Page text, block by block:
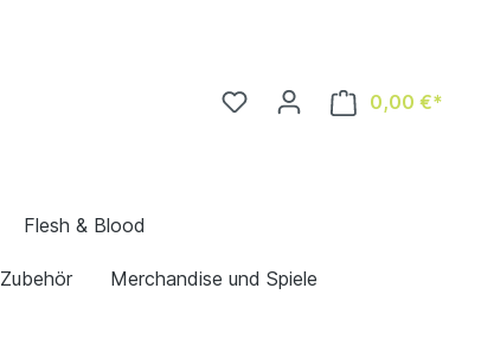
0,00 €*
Flesh & Blood
Zubehör Merchandise und Spiele